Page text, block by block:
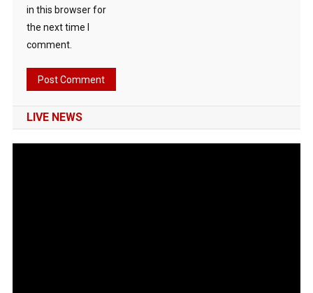
in this browser for
the next time I
comment.
LIVE NEWS